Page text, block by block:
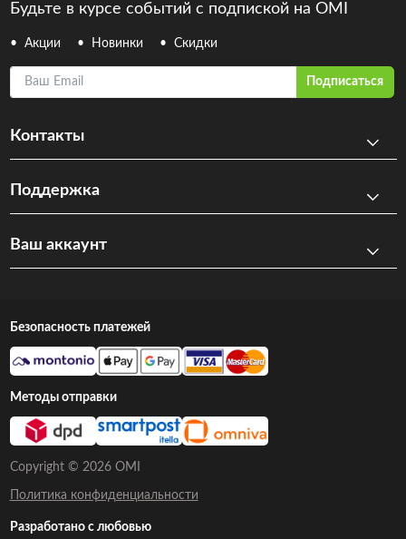
Будьте в курсе событий с подпиской на OMI
Акции Новинки Скидки
Ваш Email
Подписаться
Контакты
Поддержка
Ваш аккаунт
Copyright © 2026 OMI
Политика конфиденциальности
Безопасность платежей
Методы отправки
Разработано с любовью